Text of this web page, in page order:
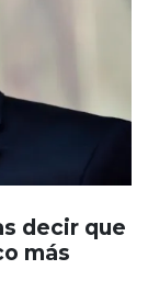
decir que
más